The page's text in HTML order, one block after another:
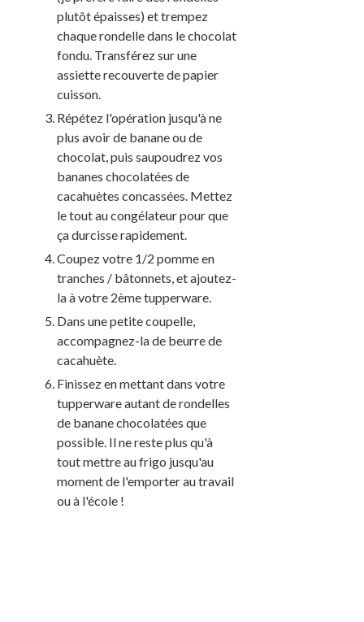
plutôt épaisses) et trempez
chaque rondelle dans le chocolat
fondu. Transférez sur une
assiette recouverte de papier
cuisson.
Répétez l'opération jusqu'à ne
plus avoir de banane ou de
chocolat, puis saupoudrez vos
bananes chocolatées de
cacahuètes concassées. Mettez
le tout au congélateur pour que
ça durcisse rapidement.
Coupez votre 1/2 pomme en
tranches / bâtonnets, et ajoutez-
la à votre 2ème tupperware.
Dans une petite coupelle,
accompagnez-la de beurre de
cacahuète.
Finissez en mettant dans votre
tupperware autant de rondelles
de banane chocolatées que
possible. Il ne reste plus qu'à
tout mettre au frigo jusqu'au
moment de l'emporter au travail
ou à l'école !